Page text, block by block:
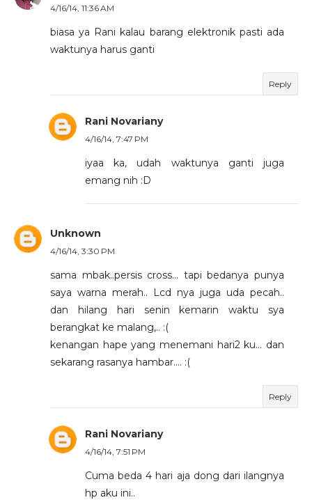
4/16/14, 11:36 AM
biasa ya Rani kalau barang elektronik pasti ada
waktunya harus ganti
Reply
Rani Novariany
4/16/14, 7:47 PM
iyaa ka, udah waktunya ganti juga
emang nih :D
Unknown
4/16/14, 3:30 PM
sama mbak..persis cross... tapi bedanya punya
saya warna merah.. Lcd nya juga uda pecah..
dan hilang hari senin kemarin waktu sya
berangkat ke malang,.. :(
kenangan hape yang menemani hari2 ku... dan
sekarang rasanya hambar.... :(
Reply
Rani Novariany
4/16/14, 7:51 PM
Cuma beda 4 hari aja dong dari ilangnya
hp aku ini..